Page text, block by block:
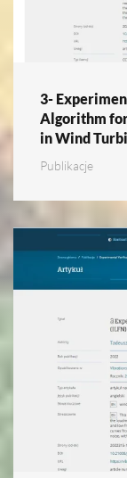
3-
Algorithm
in Wind
Publikacje